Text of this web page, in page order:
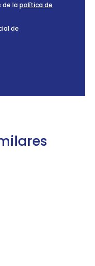
de la política de
de